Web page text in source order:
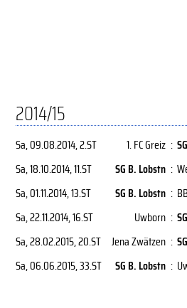
2014/15
Sa, 09.08.2014, 2.ST 1. FC Greiz :
Sa, 18.10.2014, 11.ST SG B. Lobstn :
Sa, 01.11.2014, 13.ST SG B. Lobstn :
Sa, 22.11.2014, 16.ST Uwborn :
Sa, 28.02.2015, 20.ST Jena Zwätzen :
Sa, 06.06.2015, 33.ST SG B. Lobstn :